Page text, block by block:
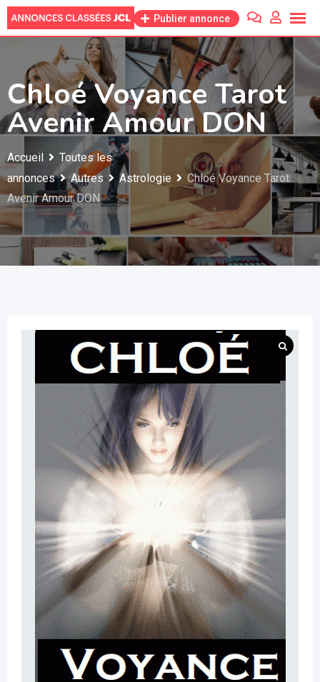
Skip
to
Publier annonce
Chloé Voyance Tarot
Avenir Amour DON
Accueil
Toutes les
annonces
Autres Astrologie
Chloé Voyance Tarot
Avenir Amour DON